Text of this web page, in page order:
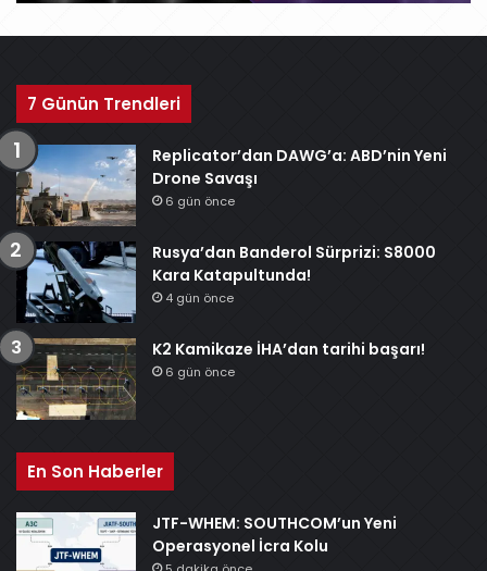
7 Günün Trendleri
Replicator’dan DAWG’a: ABD’nin Yeni
Drone Savaşı
6 gün önce
Rusya’dan Banderol Sürprizi: S8000
Kara Katapultunda!
4 gün önce
K2 Kamikaze İHA’dan tarihi başarı!
6 gün önce
En Son Haberler
JTF-WHEM: SOUTHCOM’un Yeni
Operasyonel İcra Kolu